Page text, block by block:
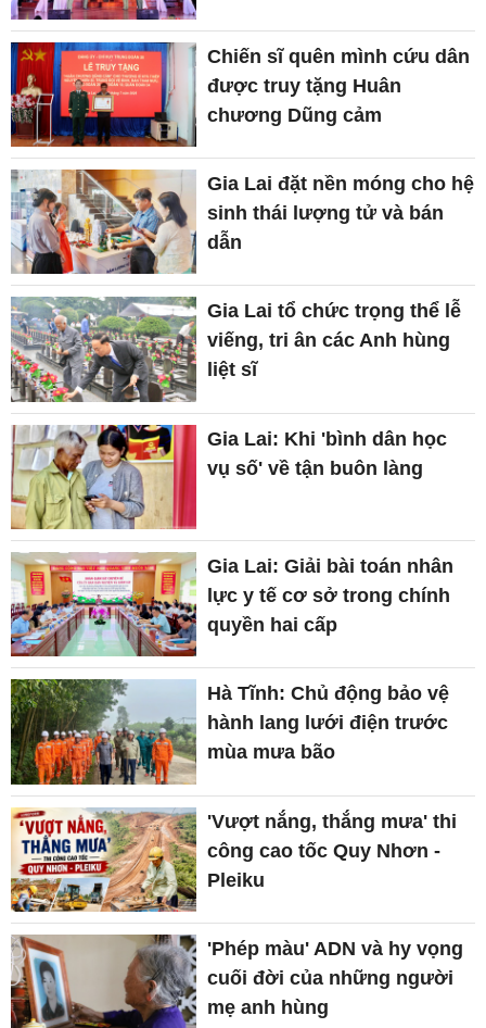
Chiến sĩ quên mình cứu dân
được truy tặng Huân
chương Dũng cảm
Gia Lai đặt nền móng cho hệ
sinh thái lượng tử và bán
dẫn
Gia Lai tổ chức trọng thể lễ
viếng, tri ân các Anh hùng
liệt sĩ
Gia Lai: Khi 'bình dân học
vụ số' về tận buôn làng
Gia Lai: Giải bài toán nhân
lực y tế cơ sở trong chính
quyền hai cấp
Hà Tĩnh: Chủ động bảo vệ
hành lang lưới điện trước
mùa mưa bão
'Vượt nắng, thắng mưa' thi
công cao tốc Quy Nhơn -
Pleiku
'Phép màu' ADN và hy vọng
cuối đời của những người
mẹ anh hùng